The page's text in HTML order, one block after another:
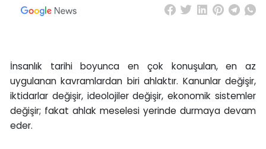
İnsanlık tarihi boyunca en çok konuşulan, en az
uygulanan kavramlardan biri ahlaktır. Kanunlar değişir,
iktidarlar değişir, ideolojiler değişir, ekonomik sistemler
değişir; fakat ahlak meselesi yerinde durmaya devam
eder.